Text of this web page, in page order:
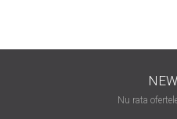
imprimanta laser color
Tipurile de cartușe și
particularitățile Nu rata